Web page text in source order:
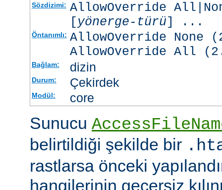
Sözdizimi: AllowOverride
[yönerge-türü] ...
Öntanımlı: AllowOverride None
AllowOverride All
Bağlam: dizin
Durum: Çekirdek
Modül: core
Sunucu
belirtildiği şekilde bir
rastlarsa önceki
hangilerinin geçersiz